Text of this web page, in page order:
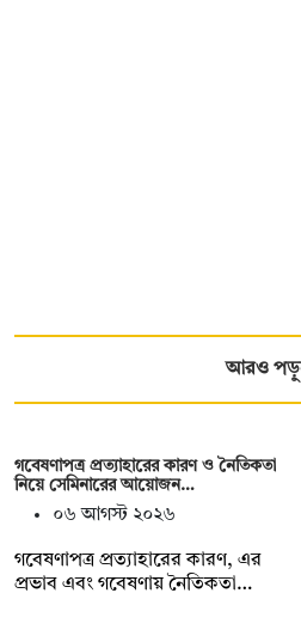
আরও
গবেষণাপত্র প্রত্যাহারের কারণ ও নৈতিকতা
নিয়ে সেমিনারের আয়োজন…
০৬ আগস্ট ২০২৬
গবেষণাপত্র প্রত্যাহারের কারণ, এর
প্রভাব এবং গবেষণায় নৈতিকতা…